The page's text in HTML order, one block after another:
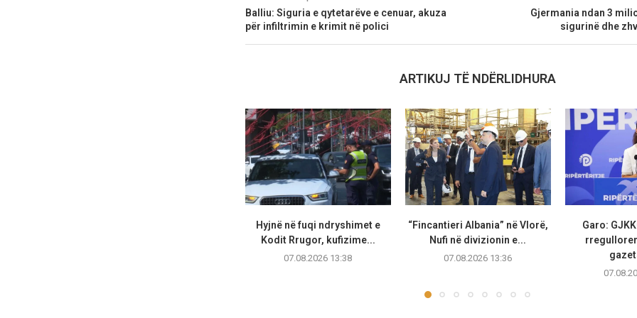
Balliu: Siguria e qytetarëve e cenuar, akuza
për infiltrimin e krimit në polici
Gjermania ndan 3
sigurinë dhe
ARTIKUJ TË NDËRLIDHURA
Hyjnë në fuqi ndryshimet e
Kodit Rrugor, kufizime...
07.08.2026 13:38
“Fincantieri Albania” në Vlorë,
Nufi në divizionin e...
07.08.2026 13:36
Garo: